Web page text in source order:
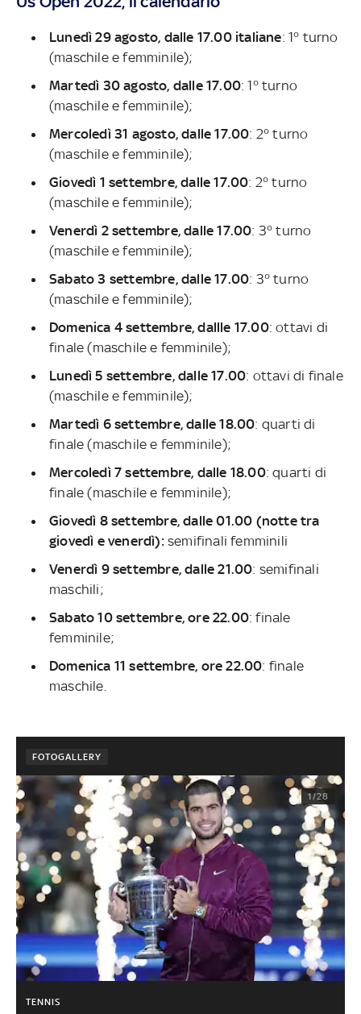
Lunedì 29 agosto, dalle 17.00 italiane: 1° turno
(maschile e femminile);
Martedì 30 agosto, dalle 17.00: 1° turno
(maschile e femminile);
Mercoledì 31 agosto, dalle 17.00: 2° turno
(maschile e femminile);
Giovedì 1 settembre, dalle 17.00: 2° turno
(maschile e femminile);
Venerdì 2 settembre, dalle 17.00: 3° turno
(maschile e femminile);
Sabato 3 settembre, dalle 17.00: 3° turno
(maschile e femminile);
Domenica 4 settembre, dallle 17.00: ottavi di
finale (maschile e femminile);
Lunedì 5 settembre, dalle 17.00: ottavi di finale
(maschile e femminile);
Martedì 6 settembre, dalle 18.00: quarti di
finale (maschile e femminile);
Mercoledì 7 settembre, dalle 18.00: quarti di
finale (maschile e femminile);
Giovedì 8 settembre, dalle 01.00 (notte tra
giovedì e venerdì):semifinali femminili
Venerdì 9 settembre, dalle 21.00: semifinali
maschili;
Sabato 10 settembre, ore 22.00: finale
femminile;
Domenica 11 settembre, ore 22.00: finale
maschile.
FOTOGALLERY
1/28
TENNIS